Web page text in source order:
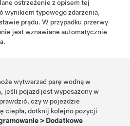
ostrzeżenie z opisem tej
wynikiem typowego zdarzenia,
prądu. W przypadku przerwy
jest wznawiane automatycznie
wytwarzać parę wodną w
jeśli pojazd jest wyposażony w
czy w pojeździe
ciepła, dotknij kolejno pozycji
> Dodatkowe